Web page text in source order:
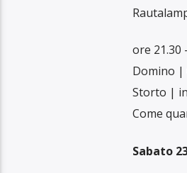
ore 21.30
Domino |
Storto |
Come
Sabato